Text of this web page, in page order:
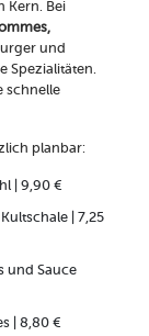
Kern. Bei
und
Spezialitäten.
schnelle
planbar:
| 9,90 €
| 7,25
und Sauce
| 8,80 €